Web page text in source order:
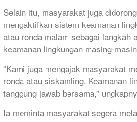
Selain itu, masyarakat juga
mengaktifkan sistem keamanan
atau ronda malam sebagai langkah
keamanan lingkungan masing-
“Kami juga mengajak masyarakat
ronda atau siskamling. Keamanan
tanggung jawab bersama,”
Ia meminta masyarakat segera